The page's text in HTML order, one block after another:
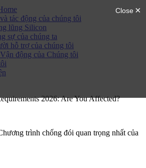
tác động của chúng tôi
lũng Silicon
sự của chúng ta
hỗ trợ của chúng tôi
động của Chúng tôi
2026: Are You Affected?
trình chống đói quan trọng nhất của